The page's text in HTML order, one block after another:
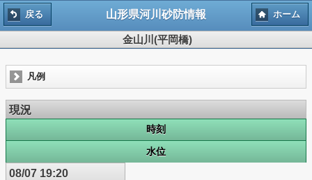
戻る 山形県河川砂防情報 ホーム
金山川(平岡橋)
凡例
現況
時刻
水位
08/07 19:20